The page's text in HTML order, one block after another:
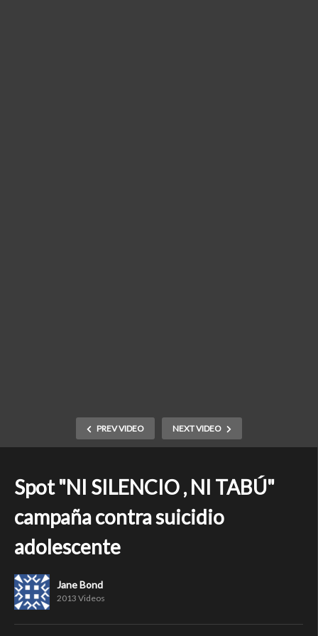
PREV VIDEO NEXT VIDEO
Spot "NI SILENCIO , NI TABÚ"
campaña contra suicidio
adolescente
Jane Bond
2013 Videos